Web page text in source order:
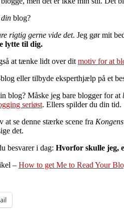
din blog?
rigtig gerne vide det. Jeg gør mit
lytte til dig.
at tænke lidt over dit motiv for at
eller tilbyde eksperthjælp på et
blog? Måske jeg bare blogger for at
seriøst. Ellers spilder du din tid.
se denne stærke scene fra
det.
besvarer i dag: Hvorfor skulle jeg,
– How to get Me to Read Your